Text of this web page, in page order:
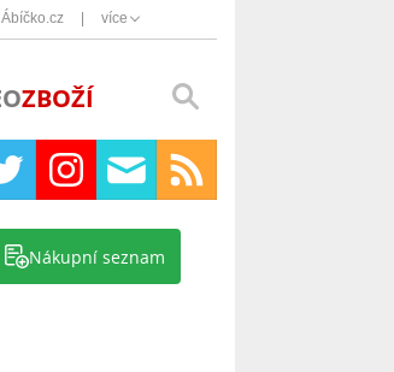
Ábíčko.cz více
ZBOŽÍ
Nákupní seznam